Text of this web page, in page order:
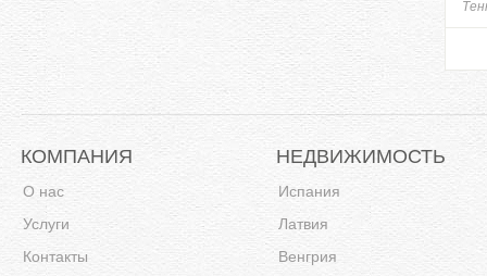
КОМПАНИЯ
О нас
Услуги
Контакты
НЕДВИЖИМОСТЬ
Испания
Латвия
Венгрия